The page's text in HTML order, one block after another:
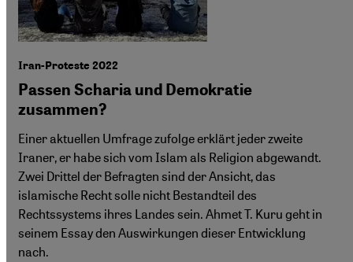
Iran-Proteste 2022
Passen Scharia und Demokratie
zusammen?
Einer aktuellen Umfrage zufolge erklärt jeder zweite
Iraner, er habe sich vom Islam als Religion abgewandt.
Zwei Drittel der Befragten sind der Ansicht, das
islamische Recht solle nicht Bestandteil des
Rechtssystems ihres Landes sein. Ahmet T. Kuru geht in
seinem Essay den Auswirkungen dieser Entwicklung
nach.